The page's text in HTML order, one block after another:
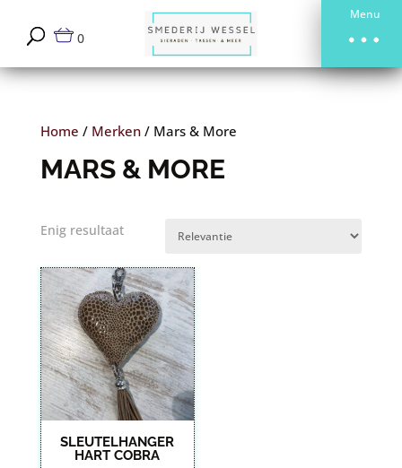
Menu
0
Home / Merken/ Mars & More
MARS & MORE
Enig resultaat
SLEUTELHANGER
HART COBRA